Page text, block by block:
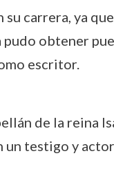
carrera, ya
pudo obtener
escritor.
de la reina
testigo y